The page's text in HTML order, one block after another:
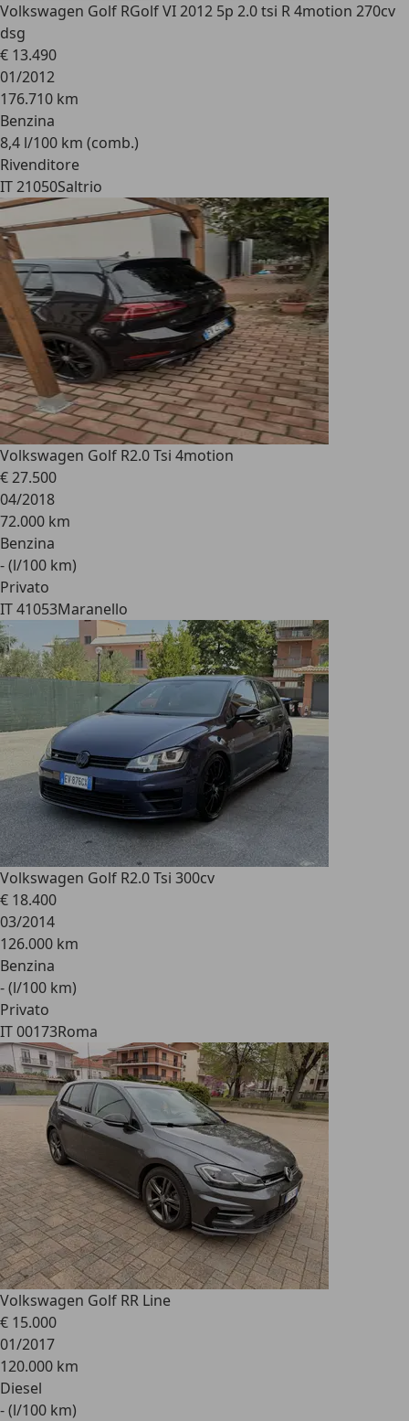
Volkswagen Golf RGolf VI 2012 5p 2.0 tsi R 4motion 270cv
dsg
€ 13.490
01/2012
176.710 km
Benzina
8,4 l/100 km (comb.)
Rivenditore
IT 21050Saltrio
Volkswagen Golf R2.0 Tsi 4motion
€ 27.500
04/2018
72.000 km
Benzina
- (l/100 km)
Privato
IT 41053Maranello
Volkswagen Golf R2.0 Tsi 300cv
€ 18.400
03/2014
126.000 km
Benzina
- (l/100 km)
Privato
IT 00173Roma
Volkswagen Golf RR Line
€ 15.000
01/2017
120.000 km
Diesel
- (l/100 km)